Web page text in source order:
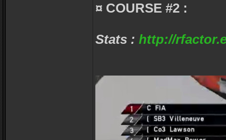
¤ COURSE #2 :
Stats : http://